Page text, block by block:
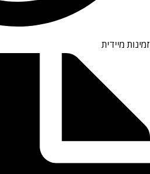
זמינות מיידית